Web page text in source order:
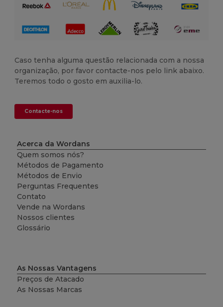
Caso tenha alguma questão relacionada com a nossa
organização, por favor contacte-nos pelo link abaixo.
Teremos todo o gosto em auxilia-lo.
Contacte-nos
Acerca da Wordans
Quem somos nós?
Métodos de Pagamento
Métodos de Envio
Perguntas Frequentes
Contato
Vende na Wordans
Nossos clientes
Glossário
As Nossas Vantagens
Preços de Atacado
As Nossas Marcas